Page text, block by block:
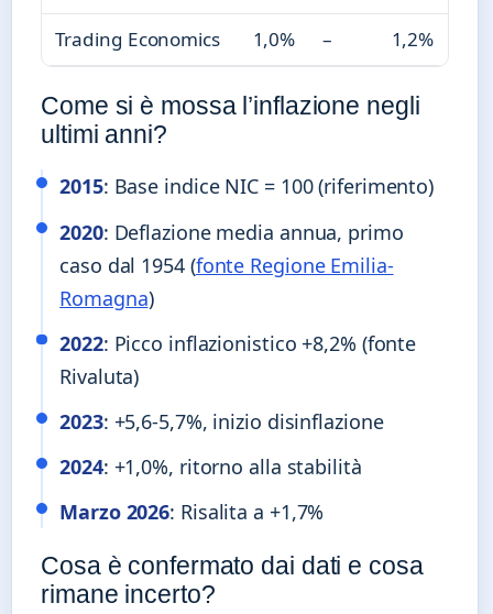
Trading Economics 1,0% – 1,2%
Come si è mossa l’inflazione negli
ultimi anni?
2015: Base indice NIC = 100 (riferimento)
2020: Deflazione media annua, primo
caso dal 1954 (fonte Regione Emilia-
Romagna)
2022: Picco inflazionistico +8,2% (fonte
Rivaluta)
2023: +5,6-5,7%, inizio disinflazione
2024: +1,0%, ritorno alla stabilità
Marzo 2026: Risalita a +1,7%
Cosa è confermato dai dati e cosa
rimane incerto?